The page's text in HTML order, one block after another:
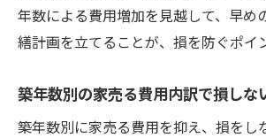
年数による費用増加を見越して、早め
繕計画を立てることが、損を防ぐポイ
築年数別の家売る費用内訳で損しな
築年数別に家売る費用を抑え、損をし